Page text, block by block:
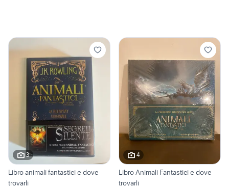
3
Libro animali fantastici e dove
trovarli
4
Libro Animali Fantastici e dove
trovarli